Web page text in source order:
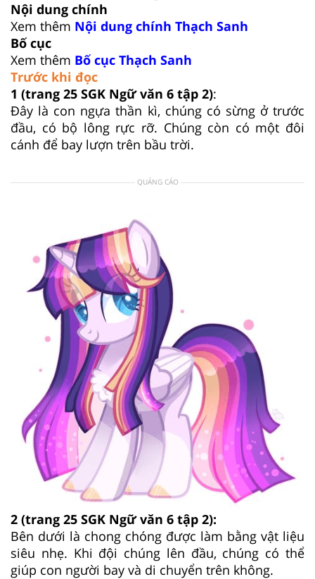
Nội dung chính
Xem thêm Nội dung chính Thạch Sanh
Bố cục
Xem thêm Bố cục Thạch Sanh
Trước khi đọc
1 (trang 25 SGK Ngữ văn 6 tập 2):
Đây là con ngựa thần kì, chúng có sừng ở trước
đầu, có bộ lông rực rỡ. Chúng còn có một đôi
cánh để bay lượn trên bầu trời.
QUẢNG CÁO
2 (trang 25 SGK Ngữ văn 6 tập 2):
Bên dưới là chong chóng được làm bằng vật liệu
siêu nhẹ. Khi đội chúng lên đầu, chúng có thể
giúp con người bay và di chuyển trên không.